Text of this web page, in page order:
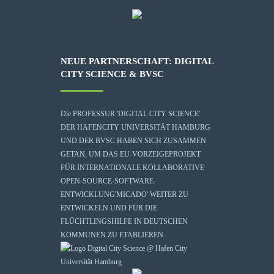
NEUE PARTNERSCHAFT: DIGITAL
CITY SCIENCE & BVSC
Die PROFESSUR 'DIGITAL CITY SCIENCE'
DER HAFENCITY UNIVERSITÄT HAMBURG
UND DER BVSC HABEN SICH ZUSAMMEN
GETAN, UM DAS EU-VORZEIGEPROJEKT
FÜR INTERNATIONALE KOLLABORATIVE
OPEN-SOURCE-SOFTWARE-
ENTWICKLUNG'MICADO' WEITER ZU
ENTWICKELN UND FÜR DIE
FLÜCHTLINGSHILFE IN DEUTSCHEN
KOMMUNEN ZU ETABLIEREN.